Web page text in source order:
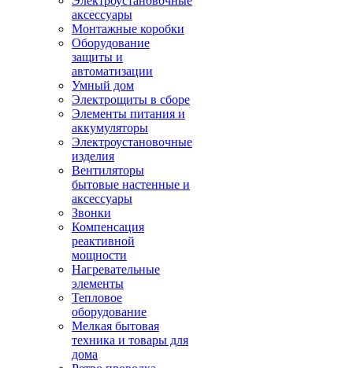
аксессуары
Монтажные коробки
Оборудование
защиты и
автоматизации
Умный дом
Электрощиты в сборе
Элементы питания и
аккумуляторы
Электроустановочные
изделия
Вентиляторы
бытовые настенные и
аксессуары
Звонки
Компенсация
реактивной
мощности
Нагревательные
элементы
Тепловое
оборудование
Мелкая бытовая
техника и товары для
дома